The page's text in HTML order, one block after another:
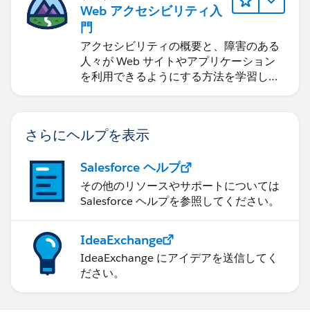
Web アクセシビリティ入
門
アクセシビリティの概要と、障害のある
人々が Web サイトやアプリケーション
を利用できるようにする方法を学習しま
さらにヘルプを表示
Salesforce ヘルプ
その他のリソースやサポートについては
Salesforce ヘルプを参照してください。
IdeaExchange
IdeaExchange にアイデアを送信してく
ださい。